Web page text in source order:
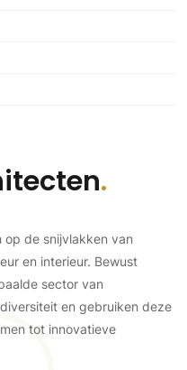
de snijvlakken van
en interieur. Bewust
sector van
en gebruiken deze
tot innovatieve